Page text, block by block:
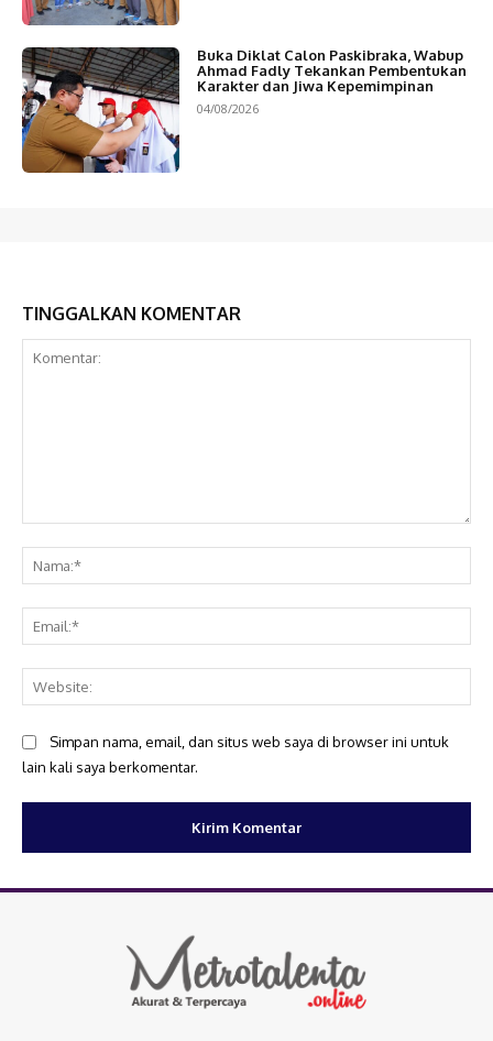
Buka Diklat Calon Paskibraka, Wabup
Ahmad Fadly Tekankan Pembentukan
Karakter dan Jiwa Kepemimpinan
04/08/2026
TINGGALKAN KOMENTAR
Simpan nama, email, dan situs web saya di browser ini untuk
lain kali saya berkomentar.